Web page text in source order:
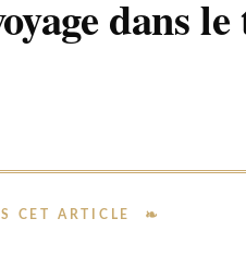
dans
CET ARTICLE